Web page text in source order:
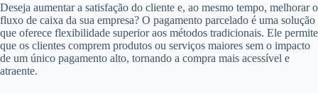
Deseja aumentar a satisfação do cliente e, ao mesmo tempo, melhorar o
fluxo de caixa da sua empresa? O pagamento parcelado é uma solução
que oferece flexibilidade superior aos métodos tradicionais. Ele permite
que os clientes comprem produtos ou serviços maiores sem o impacto
de um único pagamento alto, tornando a compra mais acessível e
atraente.